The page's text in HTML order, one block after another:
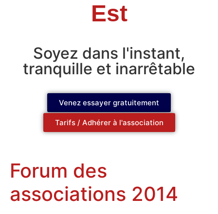
Est
Soyez dans l'instant,
tranquille et inarrêtable
Venez essayer gratuitement
Tarifs / Adhérer à l'association
Forum des
associations 2014